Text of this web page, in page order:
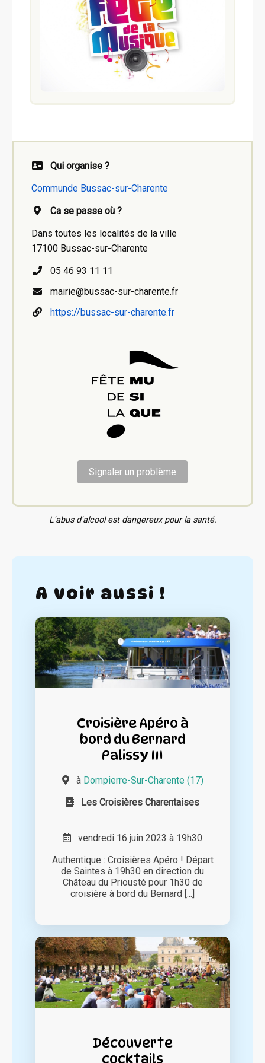
Qui organise ?
Communde Bussac-sur-Charente
Ca se passe où ?
Dans toutes les localités de la ville
17100 Bussac-sur-Charente
05 46 93 11 11
mairie@bussac-sur-charente.fr
https://bussac-sur-charente.fr
Signaler un problème
L'abus d'alcool est dangereux pour la santé.
A voir aussi !
Croisière Apéro à
bord du Bernard
Palissy III
à Dompierre-Sur-Charente (17)
Les Croisières Charentaises
vendredi 16 juin 2023 à 19h30
Authentique : Croisières Apéro ! Départ
de Saintes à 19h30 en direction du
Château du Priousté pour 1h30 de
croisière à bord du Bernard [...]
Découverte
cocktails